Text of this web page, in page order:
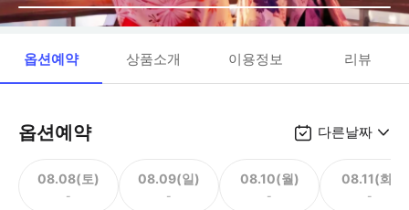
옵션예약 상품소개 이용정보 리뷰
옵션예약 다른날짜
08.08(토)
-
08.09(일)
-
08.10(월)
-
08.11(화)
-